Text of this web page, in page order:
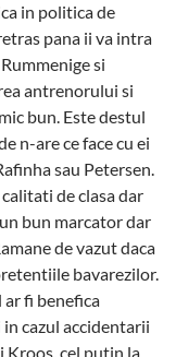
in politica de
pana ii va intra
si
antrenorului si
bun. Este destul
n-are ce face cu ei
sau Petersen.
de clasa dar
bun marcator dar
de vazut daca
bavarezilor.
ar fi benefica
cazul accidentarii
Kroos, cel putin la